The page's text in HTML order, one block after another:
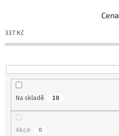
p
r
o
u
Cena
337Kč
Na skladě 10
Akce 0